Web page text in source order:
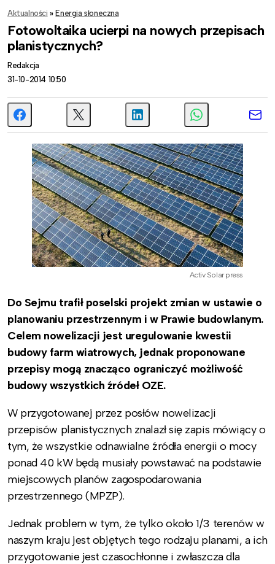
Aktualności » Energia słoneczna
Fotowoltaika ucierpi na nowych przepisach
planistycznych?
Redakcja
31-10-2014 10:50
Activ Solar press
Do Sejmu trafił poselski projekt zmian w ustawie o
planowaniu przestrzennym i w Prawie budowlanym.
Celem nowelizacji jest uregulowanie kwestii
budowy farm wiatrowych, jednak proponowane
przepisy mogą znacząco ograniczyć możliwość
budowy wszystkich źródeł OZE.
W przygotowanej przez posłów nowelizacji
przepisów planistycznych znalazł się zapis mówiący o
tym, że wszystkie odnawialne źródła energii o mocy
ponad 40 kW będą musiały powstawać na podstawie
miejscowych planów zagospodarowania
przestrzennego (MPZP).
Jednak problem w tym, że tylko około 1/3 terenów w
naszym kraju jest objętych tego rodzaju planami, a ich
przygotowanie jest czasochłonne i zwłaszcza dla